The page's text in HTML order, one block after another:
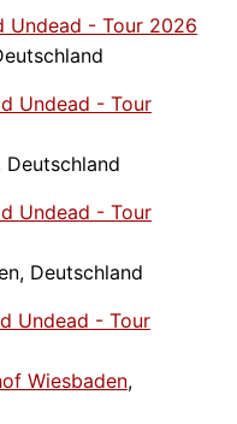
Undead - Tour 2026
Undead - Tour
Undead - Tour
Deutschland
Undead - Tour
Wiesbaden,